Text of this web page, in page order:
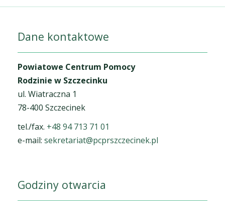
Dane kontaktowe
Powiatowe Centrum Pomocy
Rodzinie w Szczecinku
ul. Wiatraczna 1
78-400 Szczecinek
tel./fax. +48 94 713 71 01
e-mail: sekretariat@pcprszczecinek.pl
Godziny otwarcia